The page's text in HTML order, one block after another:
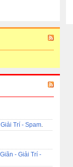
Trí - Spam.
- Giải Trí -